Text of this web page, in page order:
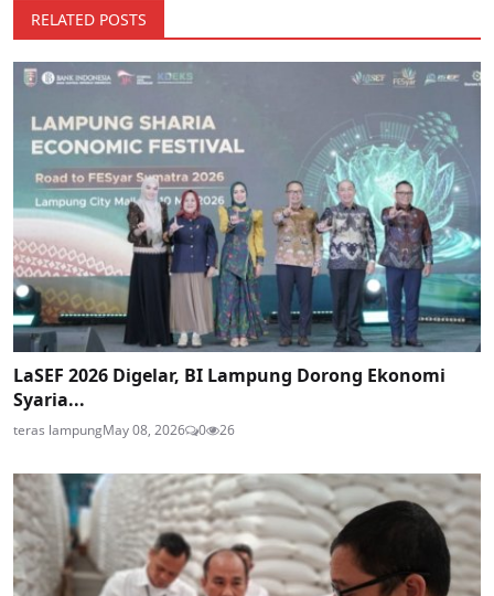
RELATED POSTS
LaSEF 2026 Digelar, BI Lampung Dorong Ekonomi
Syaria...
teras lampungMay 08, 2026 0 26